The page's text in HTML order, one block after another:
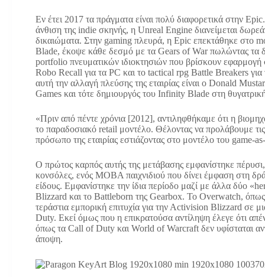
Εν έτει 2017 τα πράγματα είναι πολύ διαφορετικά στην
άνθιση της indie σκηνής, η Unreal Engine διανείμεται
δικαιώματα. Στην gaming πλευρά, η Epic επεκτάθηκε στο
Blade, έκοψε κάθε δεσμό με τα Gears of War πωλώντας τα
portfolio πνευματικών ιδιοκτησιών που βρίσκουν εφαρμογή
Robo Recall για τα PC και το tactical rpg Battle Breakers
αυτή την αλλαγή πλεύσης της εταιρίας είναι ο Donald
Games και τότε δημιουργός του Infinity Blade στη
«Πριν από πέντε χρόνια [2012], αντιληφθήκαμε ότι η
το παραδοσιακό retail μοντέλο. Θέλοντας να προλάβουμε τις
πρόσωπο της εταιρίας εστιάζοντας στο μοντέλο του game-
Ο πρώτος καρπός αυτής της μετάβασης εμφανίστηκε
κονσόλες, ενός MOBA παιχνιδιού που δίνει έμφαση στη
είδους. Εμφανίστηκε την ίδια περίοδο μαζί με άλλα δύο
Blizzard και το Battleborn της Gearbox. To Overwatch, όπως
τεράστια εμπορική επιτυχία για την Αctivision Blizzard σε
Duty. Eκεί όμως που η επικρατούσα αντίληψη έλεγε ότι
όπως τα Call of Duty και World of Warcraft δεν υφίσταται
άποψη.